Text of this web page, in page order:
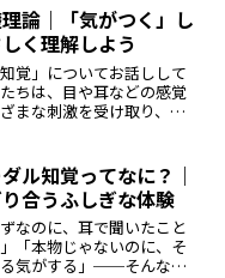
、初心者の方にもわかり
す。少し発...
論｜「気がつく」し
く理解しよう
覚」についてお話しして
ちは、目や耳などの感覚
まな刺激を受け取り、そ
と不思議な現象について
。でも、私...
ル知覚ってなに？｜
合うふしぎな体験
ずなのに、耳で聞いたこと
「本物じゃないのに、そ
る気がする」──そんなふ